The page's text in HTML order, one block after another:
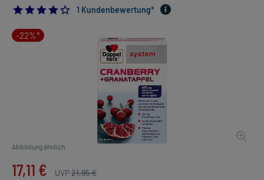
4.0
1 Kundenbewertung*
-22%*
Abbildung ähnlich
17,11 € UVP21,95 €